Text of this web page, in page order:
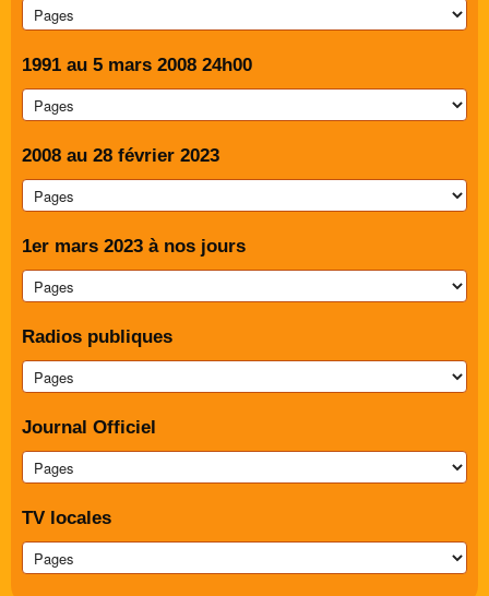
1991 au 5 mars 2008 24h00
2008 au 28 février 2023
1er mars 2023 à nos jours
Radios publiques
Journal Officiel
TV locales